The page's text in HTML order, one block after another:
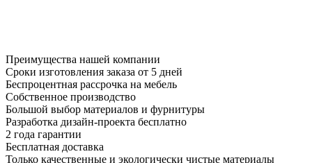
Преимущества нашей компании
Сроки изготовления заказа от 5 дней
Беспроцентная рассрочка на мебель
Собственное производство
Большой выбор материалов и фурнитуры
Разработка дизайн-проекта бесплатно
2 года гарантии
Бесплатная доставка
Только качественные и экологически чистые материалы